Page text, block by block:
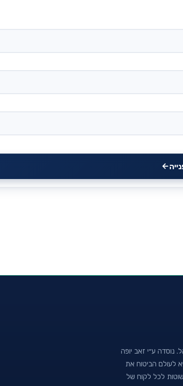
נוסדה ע״י זאב יופה
לעולם הביטוח את
לכל לקוח של